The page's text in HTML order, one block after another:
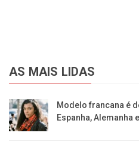
AS MAIS LIDAS
Modelo francana é
Espanha, Alemanha